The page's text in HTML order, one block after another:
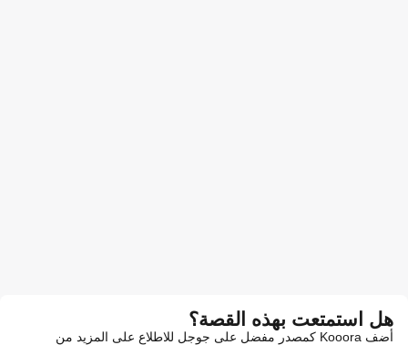
هل استمتعت بهذه القصة؟
أضف Kooora كمصدر مفضل على جوجل للاطلاع على المزيد من